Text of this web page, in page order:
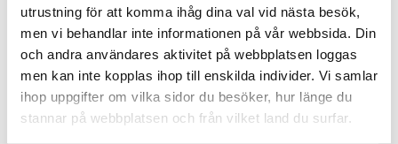
utrustning för att komma ihåg dina val vid nästa besök,
men vi behandlar inte informationen på vår webbsida. Din
och andra användares aktivitet på webbplatsen loggas
men kan inte kopplas ihop till enskilda individer. Vi samlar
ihop uppgifter om vilka sidor du besöker, hur länge du
stannar på webbplatsen och från vilket land du surfar.
Relaterade beslut
ARN 2019–01057 – Ej fel på tjänst när
router placerats på avtalad plats